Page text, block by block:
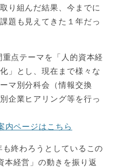
り組んだ結果、今までに
題も見えてきた１年だっ
点テーマを「人的資本経
」とし、現在まで様々な
マ別分科会（情報交換
企業ヒアリング等を行っ
内ページはこちら
終わろうとしているこの
本経営」の動きを振り返